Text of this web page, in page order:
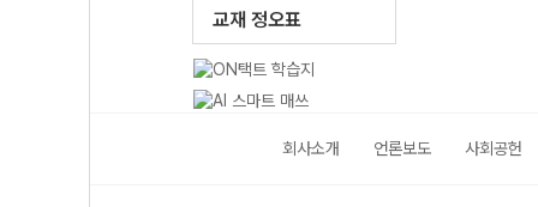
교재 정오표
회사소개 언론보도 사회공헌